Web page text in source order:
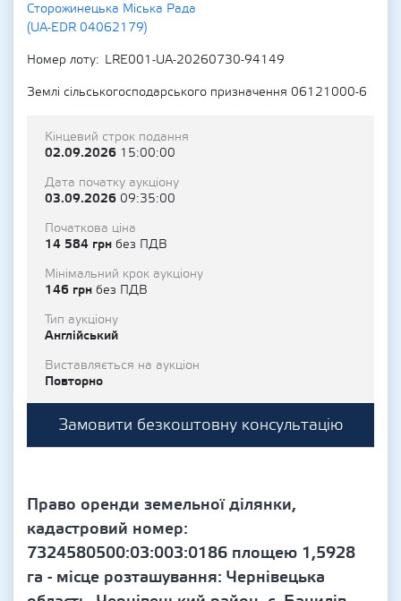
Сторожинецька Міська Рада
(UA-EDR 04062179)
Номер лоту
LRE001-UA-20260730-94149
Землі сільськогосподарського призначення 06121000-6
Кінцевий строк подання
02.09.2026 15:00:00
Дата початку аукціону
03.09.2026 09:35:00
Початкова ціна
14 584 грн без ПДВ
Мінімальний крок аукціону
146 грн без ПДВ
Тип аукціону
Англійський
Виставляється на аукціон
Повторно
Замовити безкоштовну консультацію
Право оренди земельної ділянки,
кадастровий номер:
7324580500:03:003:0186 площею 1,5928
га - місце розташування: Чернівецька